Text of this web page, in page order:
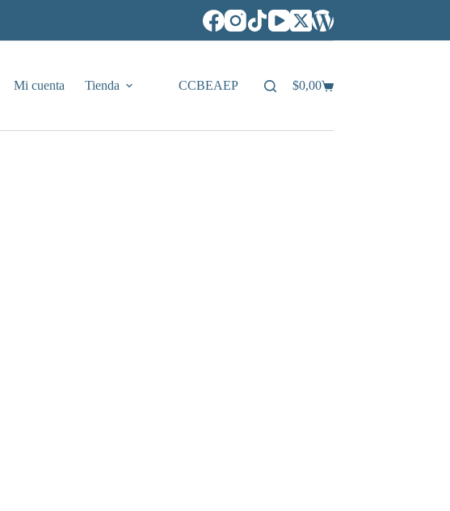
Mi cuenta Tienda CCBEAEP
Carro
$0,00